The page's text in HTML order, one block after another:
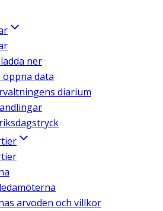
ner
öppna data
diarium
arvoden och villkor